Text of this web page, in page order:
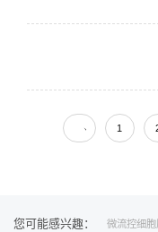
1
您可能感兴趣： 微流控细胞